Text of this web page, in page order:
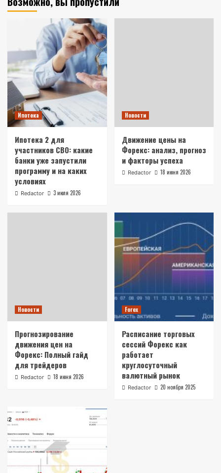
Ипотека
Ипотека 2 для
участников СВО: какие
банки уже запустили
программу и на каких
условиях
Redactor 3 июля 2026
Новости
Движение цены на
Форекс: анализ, прогноз
и факторы успеха
Redactor 18 июня 2026
Новости
Прогнозирование
движения цен на
Форекс: Полный гайд
для трейдеров
Redactor 18 июня 2026
Forex
Расписание торговых
сессий Форекс как
работает
круглосуточный
валютный рынок
Redactor 20 ноября 2025